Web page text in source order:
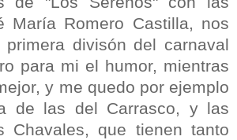
María Romero Castilla, nos
divisón del carnaval
para mi el humor, mientras
y me quedo por ejemplo
de las del Carrasco, y las
Chavales, que tienen tanto